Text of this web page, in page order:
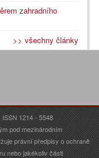
zahradního
>> všechny články
1214 - 5548
pod mezinárodním
právní předpisy o ochraně
nebo jakékoliv části